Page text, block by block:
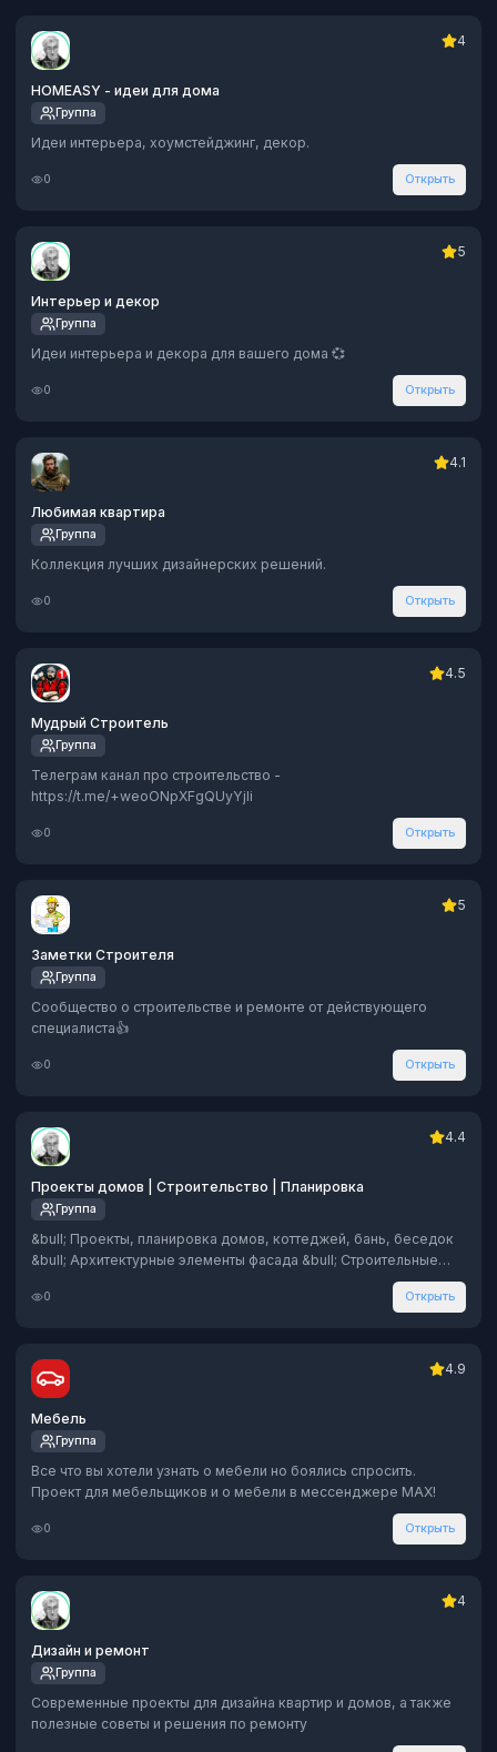
4
HOMEASY - идеи для дома
Группа
Идеи интерьера, хоумстейджинг, декор.
0 Открыть
5
Интерьер и декор
Группа
Идеи интерьера и декора для вашего дома 💞
0 Открыть
4.1
Любимая квартира
Группа
Коллекция лучших дизайнерских решений.
0 Открыть
4.5
Мудрый Строитель
Группа
Телеграм канал про строительство -
https://t.me/+weoONpXFgQUyYjli
0 Открыть
5
Заметки Строителя
Группа
Сообщество о строительстве и ремонте от действующего
специалиста👍
0 Открыть
4.4
Проекты домов | Строительство | Плaнировка
Группа
&bull; Проекты, планировка домов, коттеджей, бань, беседок
&bull; Архитектурные элементы фасада &bull; Строительные
0 Открыть
4.9
Мебель
Группа
Все что вы хотели узнать о мебели но боялись спросить.
Проект для мебельщиков и о мебели в мессенджере MAX!
0 Открыть
4
Дизайн и ремонт
Группа
Современные проекты для дизайна квартир и домов, а также
полезные советы и решения по ремонту